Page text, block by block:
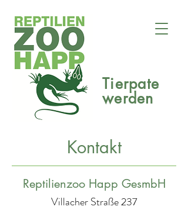
Tierpate
werden
Kontakt
Reptilienzoo Happ GesmbH
Villacher Straße 237